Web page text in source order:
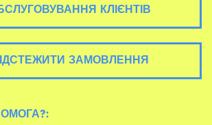
КЛІЄНТІВ
ЗАМОВЛЕННЯ